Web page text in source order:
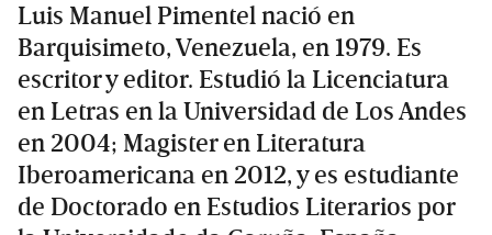
Luis Manuel Pimentel nació en
Barquisimeto, Venezuela, en 1979. Es
escritor y editor. Estudió la Licenciatura
en Letras en la Universidad de Los Andes
en 2004; Magister en Literatura
Iberoamericana en 2012, y es estudiante
de Doctorado en Estudios Literarios por